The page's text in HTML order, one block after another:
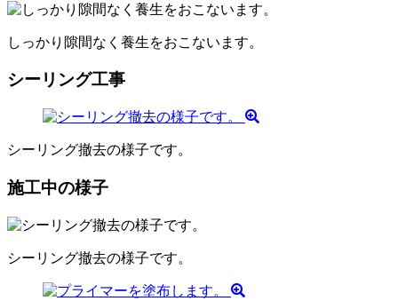
しっかり隙間なく養生をおこないます。
シーリング工事
シーリング撤去の様子です。
施工中の様子
シーリング撤去の様子です。